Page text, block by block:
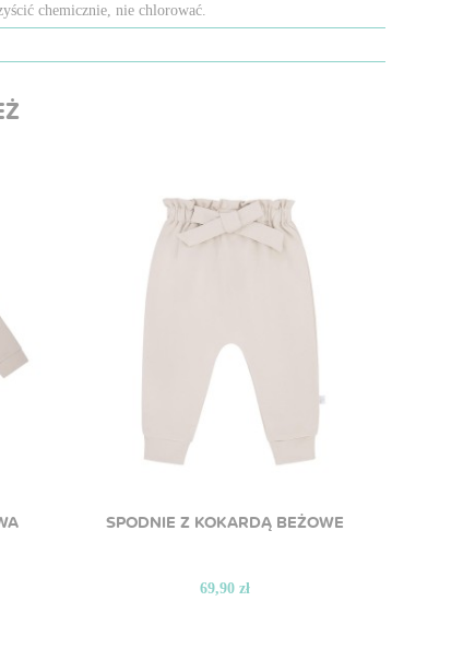
chemicznie, nie chlorować.
SPODNIE Z KOKARDĄ BEŻOWE
69,90 zł